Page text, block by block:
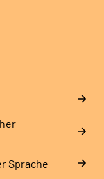
Sprache